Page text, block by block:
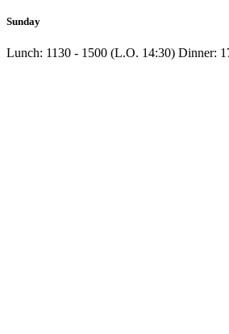
Sunday
Lunch: 1130 - 1500 (L.O. 14:30) Dinner: